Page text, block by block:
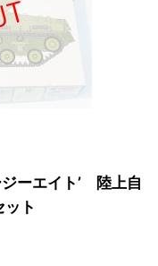
ーエイト’ 陸上自
ト